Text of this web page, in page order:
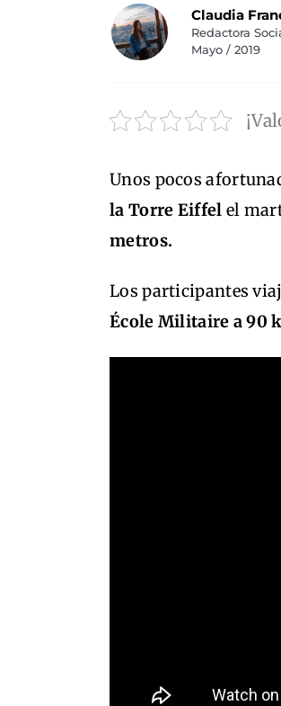
Claudia
Redactora
Mayo / 2019
Unos pocos
la Torre Eiffel el
metros.
Los participantes
École Militaire a 90